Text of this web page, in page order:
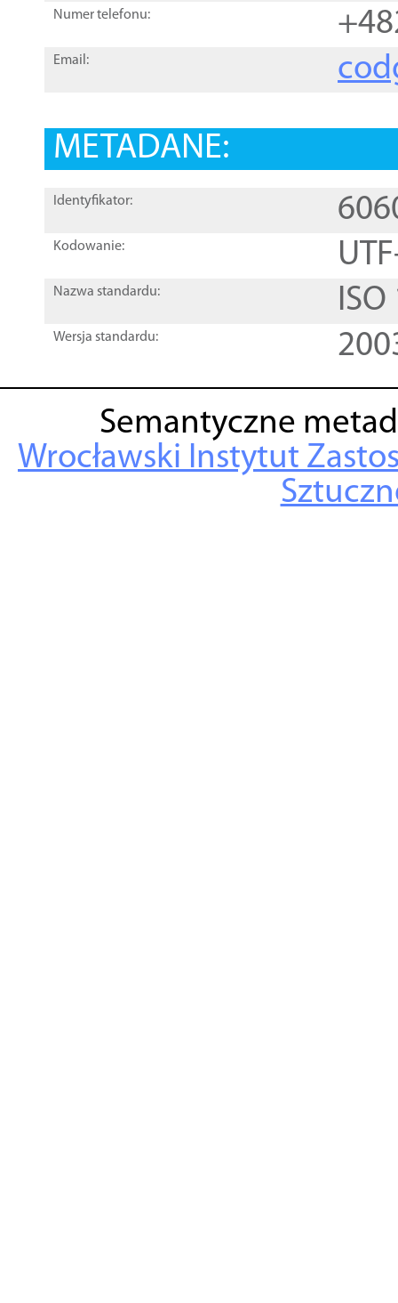
Numer telefonu:
Email:
METADANE:
Identyfikator:
Kodowanie:
Nazwa standardu:
Wersja standardu:
Semantyczne
Wrocławski Instytut